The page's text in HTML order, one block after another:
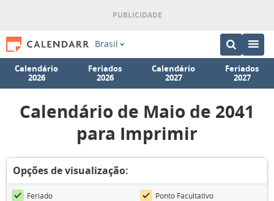
Brasil
Calendário
2026
Feriados
2026
Calendário
2027
Feriados
2027
Calendário de Maio de 2041
para Imprimir
Opções de visualização:
Feriado
Ponto Facultativo